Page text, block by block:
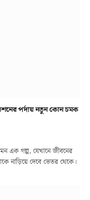
পর্দায় নতুন কোন চমক
এক গল্প, যেখানে জীবনের
নাড়িয়ে দেবে ভেতর থেকে।